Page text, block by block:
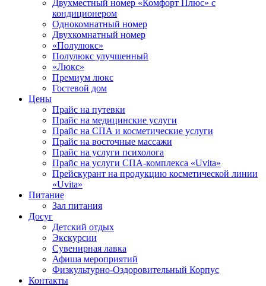
Двухместный номер «Комфорт Плюс» с
кондиционером
Однокомнатный номер
Двухкомнатный номер
«Полулюкс»
Полулюкс улучшенный
«Люкс»
Премиум люкс
Гостевой дом
Цены
Прайс на путевки
Прайс на медицинские услуги
Прайс на СПА и косметические услуги
Прайс на восточные массажи
Прайс на услуги психолога
Прайс на услуги СПА-комплекса «Uvita»
Прейскурант на продукцию косметической линии
«Uvita»
Питание
Зал питания
Досуг
Детский отдых
Экскурсии
Сувенирная лавка
Афиша мероприятий
Физкультурно-Оздоровительный Корпус
Контакты